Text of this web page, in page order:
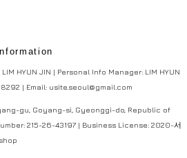
HYUN JIN | Personal Info Manager: LIM HYUN
| Email: usite.seoul@gmail.com
gu, Goyang-si, Gyeonggi-do, Republic of
215-26-43197 | Business License: 2020-서